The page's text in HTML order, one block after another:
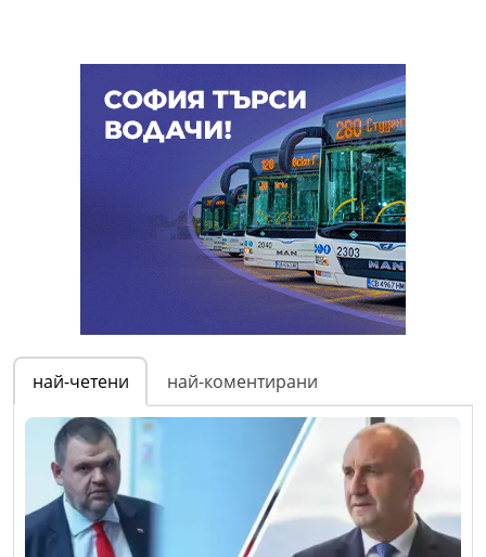
най-четени най-коментирани